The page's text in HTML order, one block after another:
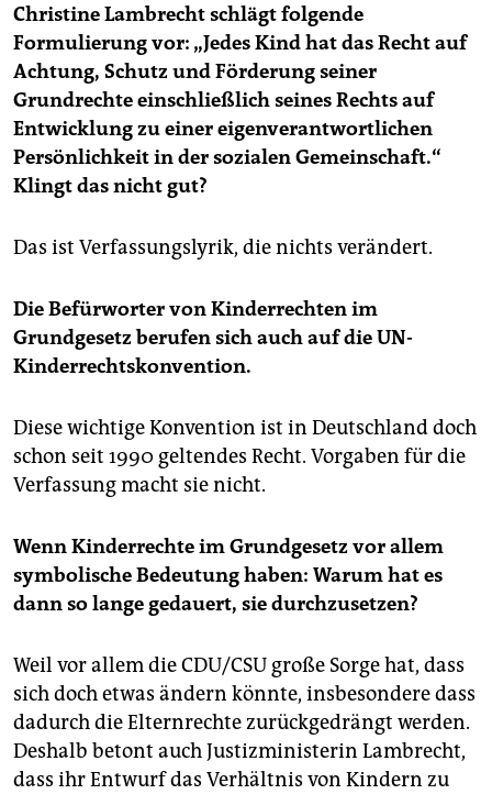
Christine Lambrecht schlägt folgende
Formulierung vor: „Jedes Kind hat das Recht auf
Achtung, Schutz und Förderung seiner
Grundrechte einschließlich seines Rechts auf
Entwicklung zu einer eigenverantwortlichen
Persönlichkeit in der sozialen Gemeinschaft.“
Klingt das nicht gut?
Das ist Verfassungslyrik, die nichts verändert.
Die Befürworter von Kinderrechten im
Grundgesetz berufen sich auch auf die UN-
Kinderrechtskonvention.
Diese wichtige Konvention ist in Deutschland doch
schon seit 1990 geltendes Recht. Vorgaben für die
Verfassung macht sie nicht.
Wenn Kinderrechte im Grundgesetz vor allem
symbolische Bedeutung haben: Warum hat es
dann so lange gedauert, sie durchzusetzen?
Weil vor allem die CDU/CSU große Sorge hat, dass
sich doch etwas ändern könnte, insbesondere dass
dadurch die Elternrechte zurückgedrängt werden.
Deshalb betont auch Justizministerin Lambrecht,
dass ihr Entwurf das Verhältnis von Kindern zu